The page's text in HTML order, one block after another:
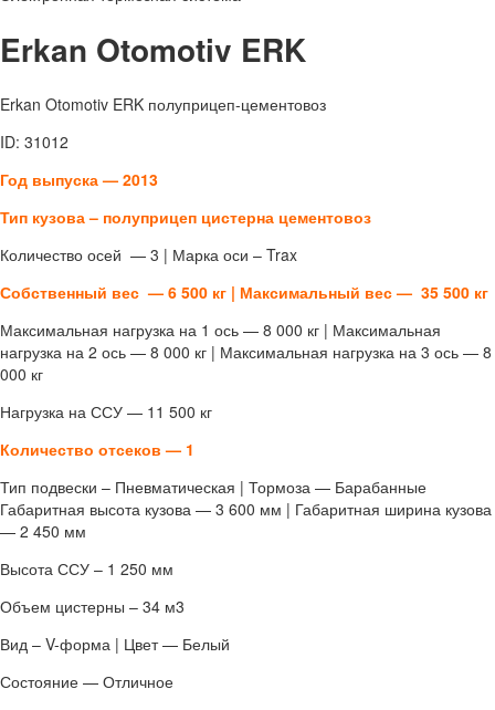
Erkan Otomotiv ERK
Erkan Otomotiv ERK полуприцеп-цементовоз
ID: 31012
Год выпуска — 2013
Тип кузова – полуприцеп цистерна цементовоз
Количество осей — 3 | Марка оси – Trax
Собственный вес — 6 500 кг | Максимальный вес — 35 500 кг
Максимальная нагрузка на 1 ось — 8 000 кг | Максимальная
нагрузка на 2 ось — 8 000 кг | Максимальная нагрузка на 3 ось — 8
000 кг
Нагрузка на ССУ — 11 500 кг
Количество отсеков — 1
Тип подвески – Пневматическая | Тормоза — Барабанные
Габаритная высота кузова — 3 600 мм | Габаритная ширина кузова
— 2 450 мм
Высота ССУ – 1 250 мм
Объем цистерны – 34 м3
Вид – V-форма | Цвет — Белый
Состояние — Отличное